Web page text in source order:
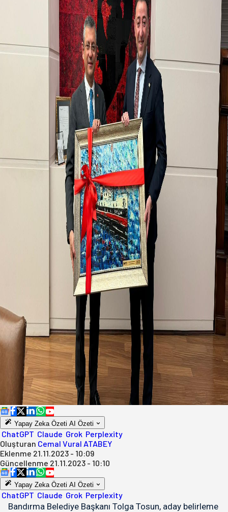
Yapay Zeka Özeti AI Özeti
ChatGPT Claude Grok Perplexity
Oluşturan Cemal Vural ATABEY
Eklenme 21.11.2023 - 10:09
Güncellenme 21.11.2023 - 10:10
Yapay Zeka Özeti AI Özeti
ChatGPT Claude Grok Perplexity
Bandırma Belediye Başkanı Tolga Tosun, aday belirleme